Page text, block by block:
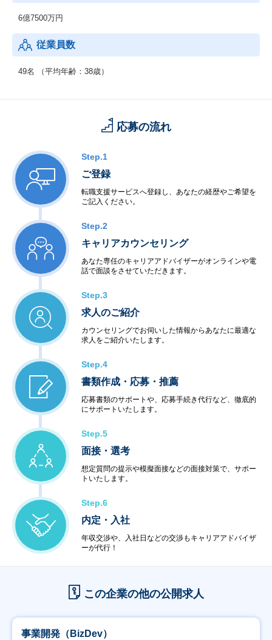
6億7500万円
従業員数
49名 （平均年齢：38歳）
応募の流れ
Step.1
ご登録
転職支援サービスへ登録し、あなたの経歴やご希望を
ご記入ください。
Step.2
キャリアカウンセリング
あなた専任のキャリアアドバイザーがオンラインや電
話で面談をさせていただきます。
Step.3
求人のご紹介
カウンセリングでお伺いした情報からあなたに最適な
求人をご紹介いたします。
Step.4
書類作成・応募・推薦
応募書類のサポートや、応募手続き代行など、徹底的
にサポートいたします。
Step.5
面接・選考
想定質問の提示や模擬面接などの面接対策で、サポー
トいたします。
Step.6
内定・入社
年収交渉や、入社日などの交渉もキャリアアドバイザ
ーが代行！
この企業の他の公開求人
事業開発（BizDev）